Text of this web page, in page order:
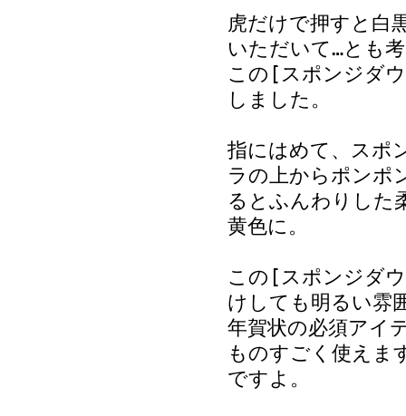
虎だけで押すと白
いただいて…とも
この[スポンジダ
しました。
指にはめて、スポ
ラの上からポンポ
るとふんわりした
黄色に。
この[スポンジダ
けしても明るい雰
年賀状の必須アイ
ものすごく使えま
ですよ。